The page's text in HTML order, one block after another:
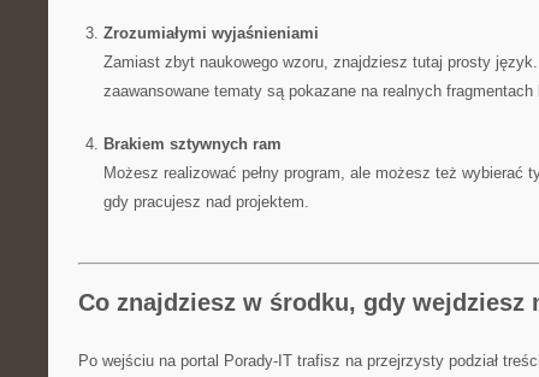
Zrozumiałymi wyjaśnieniami
Zamiast zbyt naukowego wzoru, znajdziesz tutaj prosty
zaawansowane tematy są pokazane na realnych fragmentach
Brakiem sztywnych ram
Możesz realizować pełny program, ale możesz też wybierać
gdy pracujesz nad projektem.
Co znajdziesz w środku, gdy wejdziesz
Po wejściu na portal Porady-IT trafisz na przejrzysty podział